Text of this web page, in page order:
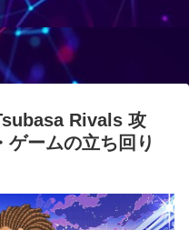
Rivals 攻
ゲームの立ち回り